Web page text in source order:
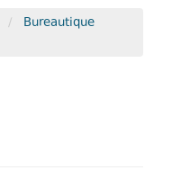
Bureautique